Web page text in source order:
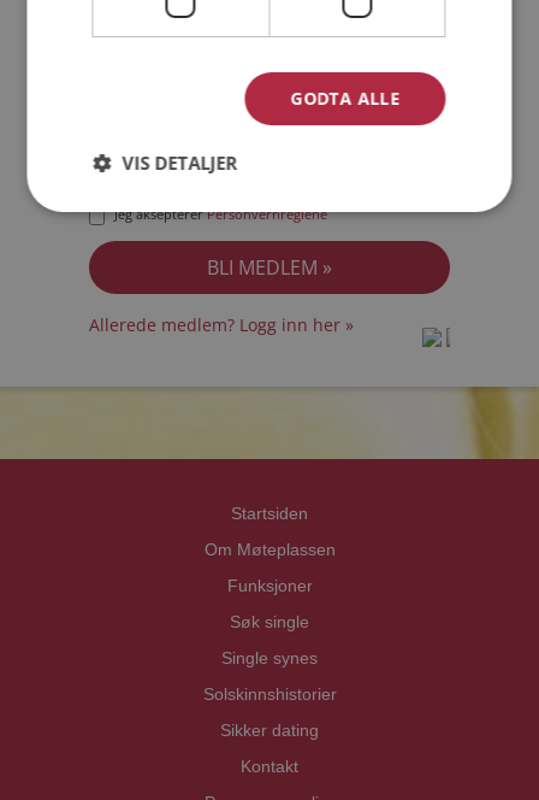
Jeg akseptererPersonvernreglene
Allerede medlem? Logg inn her »
Startsiden
Om Møteplassen
Funksjoner
Søk single
Single synes
Solskinnshistorier
Sikker dating
Kontakt
GODTA ALLE
VIS DETALJER